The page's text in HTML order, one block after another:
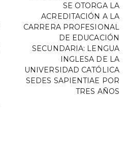
SE OTORGA LA
ACREDITACIÓN A LA
CARRERA PROFESIONAL
DE EDUCACIÓN
SECUNDARIA: LENGUA
INGLESA DE LA
UNIVERSIDAD CATÓLICA
SEDES SAPIENTIAE POR
TRES AÑOS